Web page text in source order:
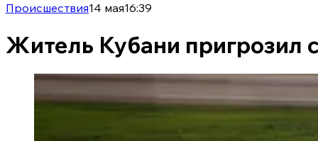
Происшествия14 мая16:39
Житель Кубани пригрозил